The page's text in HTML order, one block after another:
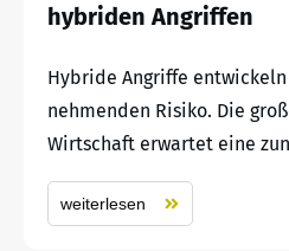
hybriden Angriffen
Hybride Angriffe
nehmenden Risiko. Die
Wirtschaft erwartet eine
weiterlesen